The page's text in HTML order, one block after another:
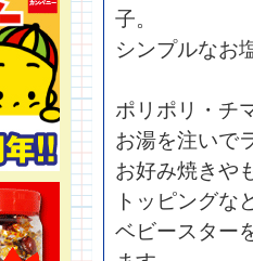
子。
シンプルなお
ポリポリ・チ
お湯を注いで
お好み焼きや
トッピングな
ベビースター